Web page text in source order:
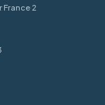
France 2